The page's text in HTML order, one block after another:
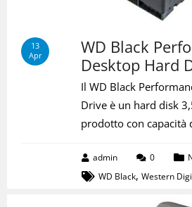
13
Apr
WD Black
Desktop Hard
Il WD Black
Drive è un hard disk
prodotto con capacità
admin 0
WD Black, Western